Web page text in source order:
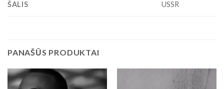
ŠALIS USSR
PANAŠŪS PRODUKTAI